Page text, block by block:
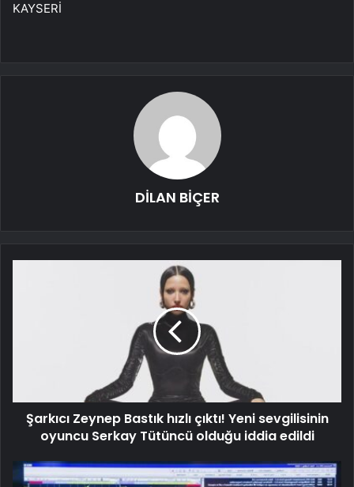
KAYSERİ
DİLAN BİÇER
Şarkıcı Zeynep Bastık hızlı çıktı! Yeni sevgilisinin
oyuncu Serkay Tütüncü olduğu iddia edildi